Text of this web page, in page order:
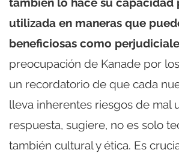
utilizada en maneras que
beneficiosas como
preocupación de Kanade por
un recordatorio de que cada
lleva inherentes riesgos de mal
respuesta, sugiere, no es solo
también cultural y ética. Es